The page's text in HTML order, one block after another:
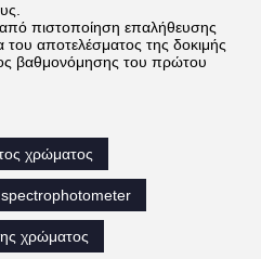
πιστοποίηση επαλήθευσης
του αποτελέσματος της δοκιμής
βαθμονόμησης του πρώτου
χρώματος
χρώματος